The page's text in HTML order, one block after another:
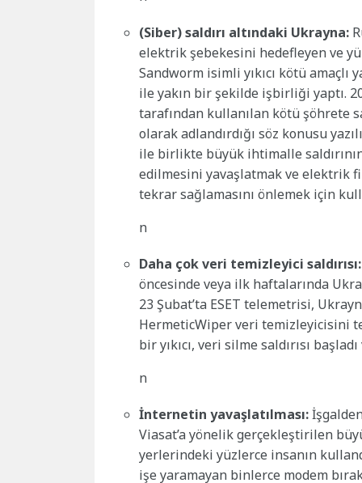
(Siber) saldırı altındaki Ukrayna:
elektrik şebekesini hedefleyen ve
Sandworm isimli yıkıcı kötü amaçlı
ile yakın bir şekilde işbirliği yaptı.
tarafından kullanılan kötü şöhrete
olarak adlandırdığı söz konusu
ile birlikte büyük ihtimalle
edilmesini yavaşlatmak ve elektrik
tekrar sağlamasını önlemek için
n
Daha çok veri temizleyici saldırısı:
öncesinde veya ilk haftalarında
23 Şubat’ta ESET telemetrisi,
HermeticWiper veri temizleyicisini
bir yıkıcı, veri silme saldırısı
n
İnternetin yavaşlatılması:
Viasat’a yönelik gerçekleştirilen
yerlerindeki yüzlerce insanın
işe yaramayan binlerce modem